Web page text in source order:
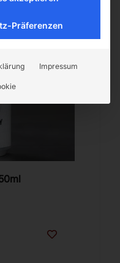
Layma 250ml
Präferenzen
Impressum